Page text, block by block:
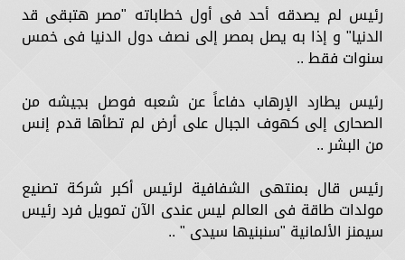
رئيس لم يصدقه أحد فى أول خطاباته "مصر هتبقى قد
الدنيا" و إذا به يصل بمصر إلى نصف دول الدنيا فى خمس
سنوات فقط ..
رئيس يطارد الإرهاب دفاعاً عن شعبه فوصل بجيشه من
الصحارى إلى كهوف الجبال على أرض لم تطأها قدم إنس
من البشر ..
رئيس قال بمنتهى الشفافية لرئيس أكبر شركة تصنيع
مولدات طاقة فى العالم ليس عندى الآن تمويل فرد رئيس
سيمنز الألمانية "سنبنيها سيدى " ..